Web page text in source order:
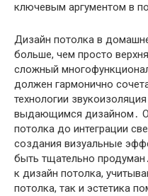
ключевым аргументом в
Дизайн потолка в
больше, чем просто
сложный
должен гармонично
технологии
выдающимся дизайном․
потолка до интеграции
создания визуальные
быть тщательно
к дизайн потолка,
потолка, так и эстетика